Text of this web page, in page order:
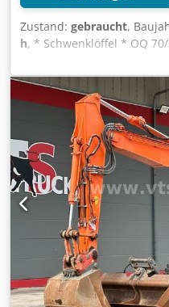
Zustand: gebraucht,
h, * Schwenklöffel * OQ
Eisx Acmjrf *
Leistung: 128,4 kW -----
Irrtümer &